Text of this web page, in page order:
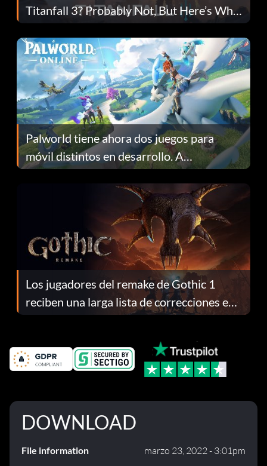
Titanfall 3? Probably Not, But Here’s Why
Fans Are Hopeful
Palworld tiene ahora dos juegos para
móvil distintos en desarrollo. A
continuación te explicamos por qué.
Los jugadores del remake de Gothic 1
reciben una larga lista de correcciones en
el parche 1.0.4
DOWNLOAD
File information marzo 23, 2022 - 3:01pm